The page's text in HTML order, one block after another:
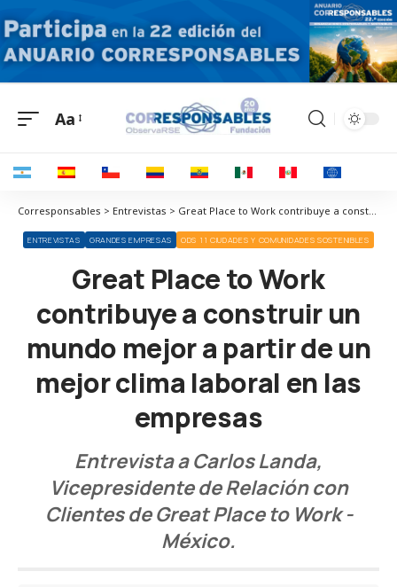
Aa
Corresponsables > Entrevistas > Great Place to Work contribuye a construir un mundo mejor a partir de un mejor clima laboral en las empresas
ENTREVISTAS GRANDES EMPRESAS ODS 11 CIUDADES Y COMUNIDADES SOSTENIBLES
Great Place to Work
contribuye a construir un
mundo mejor a partir de un
mejor clima laboral en las
empresas
Entrevista a Carlos Landa,
Vicepresidente de Relación con
Clientes de Great Place to Work -
México.